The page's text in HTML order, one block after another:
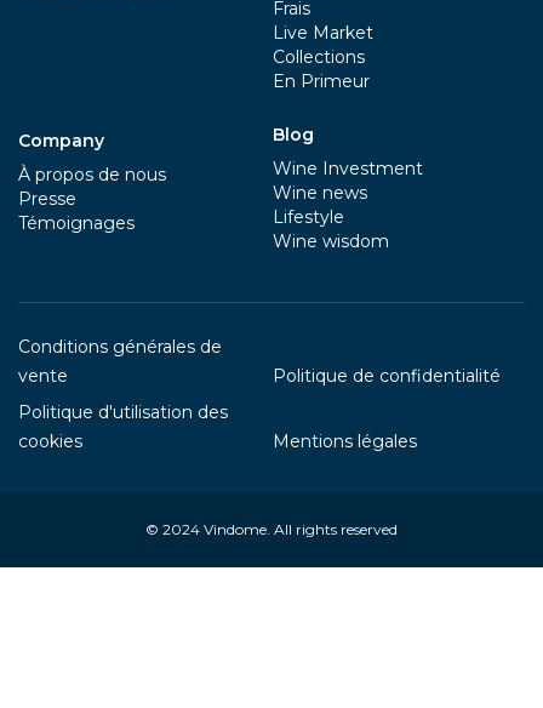
Company
À propos de nous
Presse
Témoignages
Frais
Live Market
Collections
En Primeur
Blog
Wine Investment
Wine news
Lifestyle
Wine wisdom
Conditions générales de
vente
Politique de confidentialité
Politique d'utilisation des
cookies
Mentions légales
© 2024 Vindome. All rights reserved